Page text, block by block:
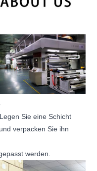
Sie eine Schicht
verpacken Sie ihn
werden.